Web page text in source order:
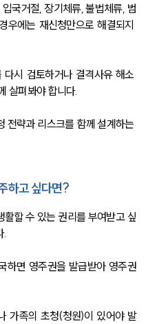
국거절, 장기체류, 불법체류, 범
우에는 재신청만으로 해결되지
시 검토하거나 결격사유 해소
살펴봐야 합니다.
전략과 리스크를 함께 설계하는
하고 싶다면?
할 수 있는 권리를 부여받고 싶
.
하면 영주권을 발급받아 영주권
가족의 초청(청원)이 있어야 발